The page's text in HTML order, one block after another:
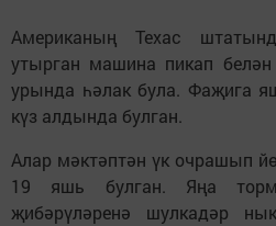
Американың Техас
утырган машина пикап
урында һәлак була. Фаҗига
күз алдында булган.
Алар мәктәптән үк очрашып
19 яшь булган. Яңа
җибәрүләренә шулкадәр